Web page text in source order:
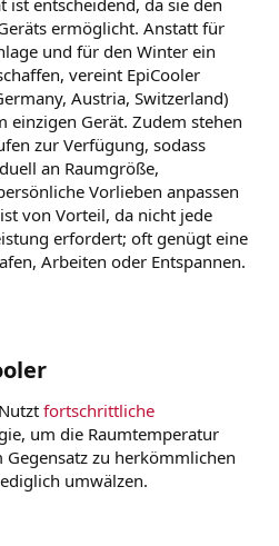
ermöglicht. Anstatt für
und für den Winter ein
vereint EpiCooler
Austria, Switzerland)
einzigen Gerät. Zudem stehen
zur Verfügung, sodass
an Raumgröße,
Vorlieben anpassen
von Vorteil, da nicht jede
erfordert; oft genügt eine
Arbeiten oder Entspannen.
Nutzt fortschrittliche
um die Raumtemperatur
zu herkömmlichen
umwälzen.